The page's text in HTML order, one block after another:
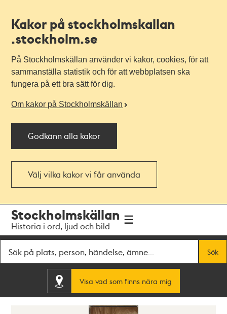
Kakor på stockholmskallan
.stockholm.se
På Stockholmskällan använder vi kakor, cookies, för att
sammanställa statistik och för att webbplatsen ska
fungera på ett bra sätt för dig.
Om kakor på Stockholmskällan
Godkänn alla kakor
Välj vilka kakor vi får använda
navigationen
huvudinnehållet
Stockholmskällan
Historia i ord, ljud och bild
Sök
Visa vad som finns nära mig